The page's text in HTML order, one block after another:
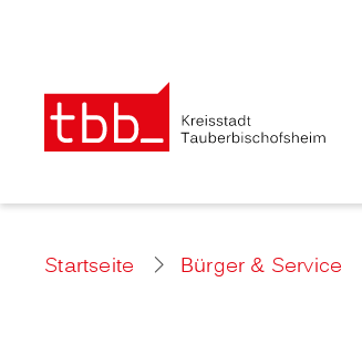
Startseite Bürger & Service